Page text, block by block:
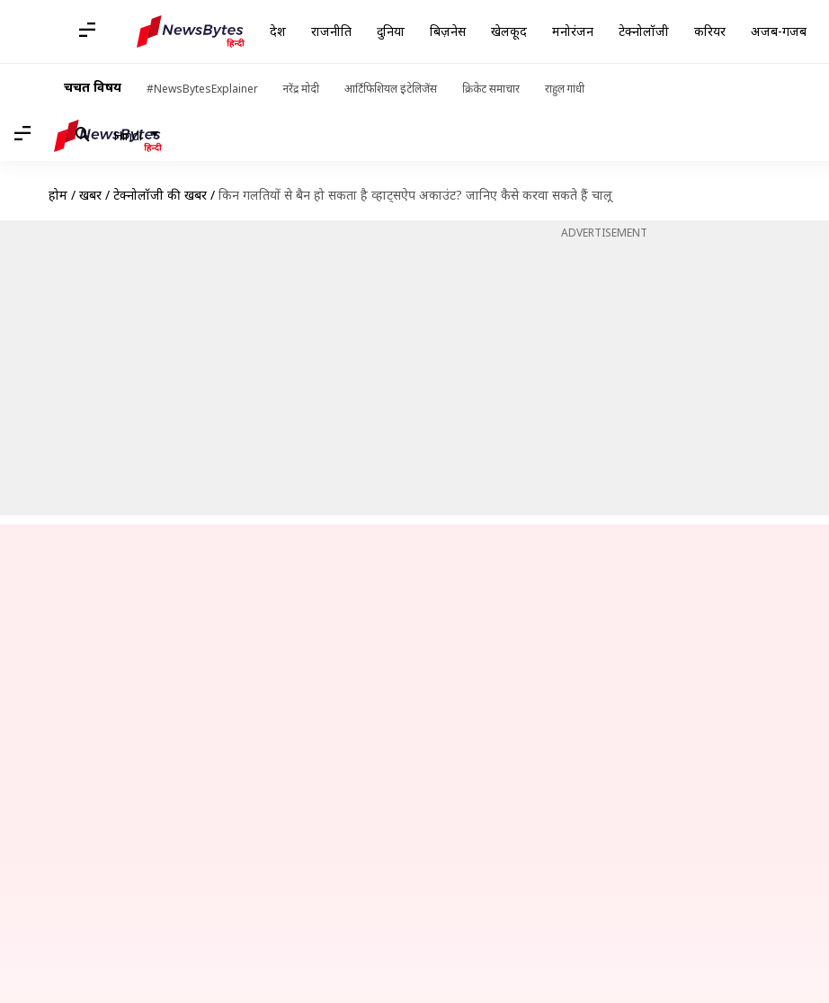
देश राजनीति दुनिया बिज़नेस खेलकूद मनोरंजन टेक्नोलॉजी करियर अजब-गजब
चर्चित विषय #NewsBytesExplainer नरेंद्र मोदी आर्टिफिशियल इंटेलिजेंस क्रिकेट समाचार राहुल गांधी
Hindi
होम / खबरें / टेक्नोलॉजी की खबरें / किन गलतियों से बैन हो सकता है व्हाट्सऐप अकाउंट? जानिए कैसे करवा सकते हैं चालू
ADVERTISEMENT